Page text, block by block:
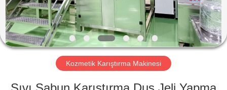
HAKKIMIZDA
FABRIKA
Kozmetik Karıştırma Makinesi